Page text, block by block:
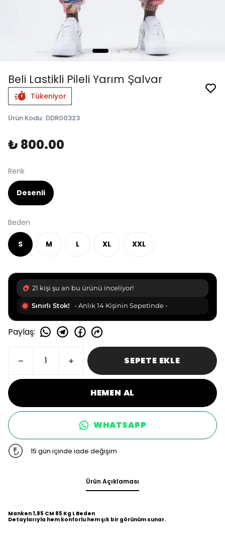
Beli Lastikli Pileli Yarım Şalvar
Tükeniyor
Ürün Kodu: DDR00323
₺ 800.00
Renk
Desenli
Beden
S M L XL XXL
21 kişi şu an bu ürünü inceliyor!
Sınırlı Stok! - Anlık 14 Kişinin Sepetinde -
Paylaş:
SEPETE EKLE
HEMEN AL
WHATSAPP
15 gün içinde iade değişim
Ürün Açıklaması
Manken 1,85 CM 85 Kg L Beden
Detaylarıyla hem konforlu hem şık bir görünüm sunar.